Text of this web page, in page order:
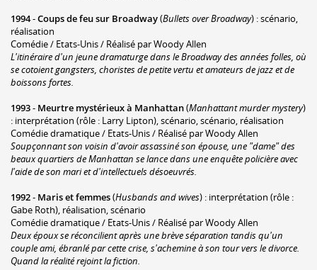
1994-Coups de feu sur Broadway(Bullets over Broadway) : scénario,
réalisation
Comédie / Etats-Unis / Réalisé par Woody Allen
L'itinéraire d'un jeune dramaturge dans le Broadway des années folles, où
se cotoient gangsters, choristes de petite vertu et amateurs de jazz et de
boissons fortes.
1993- Meurtre mystérieux à Manhattan(Manhattant murder mystery)
: interprétation (rôle : Larry Lipton), scénario, scénario, réalisation
Comédie dramatique / Etats-Unis / Réalisé par Woody Allen
Soupçonnant son voisin d'avoir assassiné son épouse, une "dame" des
beaux quartiers de Manhattan se lance dans une enquête policière avec
l'aide de son mari et d'intellectuels désoeuvrés.
1992- Maris et femmes(Husbands and wives) : interprétation (rôle :
Gabe Roth), réalisation, scénario
Comédie dramatique / Etats-Unis / Réalisé par Woody Allen
Deux époux se réconcilient après une brève séparation tandis qu'un
couple ami, ébranlé par cette crise, s'achemine à son tour vers le divorce.
Quand la réalité rejoint la fiction.